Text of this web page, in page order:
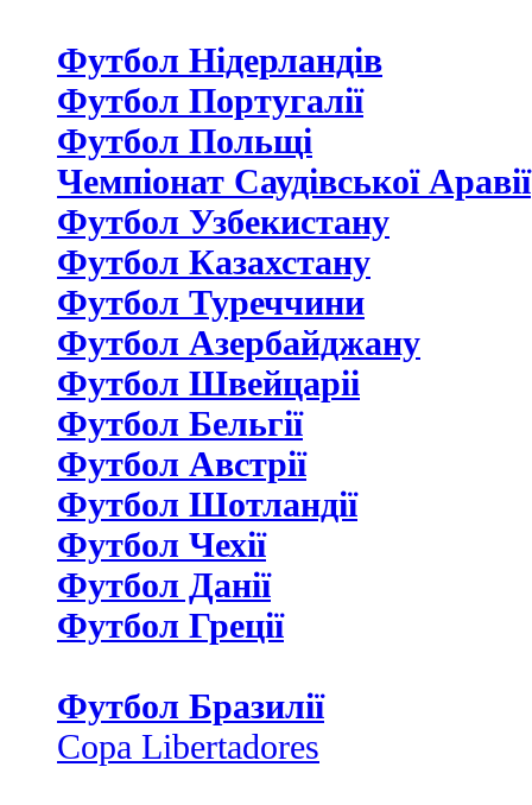
Футбол Нідерландiв
Футбол Португалії
Футбол Польщі
Чемпіонат Саудівської Аравії
Футбол Узбекистану
Футбол Казахстану
Футбол Туреччини
Футбол Азербайджану
Футбол Швейцаріі
Футбол Бельгії
Футбол Австрії
Футбол Шотландії
Футбол Чехії
Футбол Данії
Футбол Греції
Футбол Бразилії
Copa Libertadores